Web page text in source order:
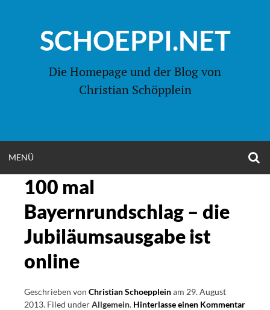
springenSCHOEPPI.NET
Die Homepage und der Blog von
Christian Schöpplein
MENÜ
MENU
100 mal
Bayernrundschlag – die
Jubiläumsausgabe ist
online
Geschrieben von Christian Schoeppleinam 29. August
2013. Filed underAllgemein. Hinterlasse einen Kommentar